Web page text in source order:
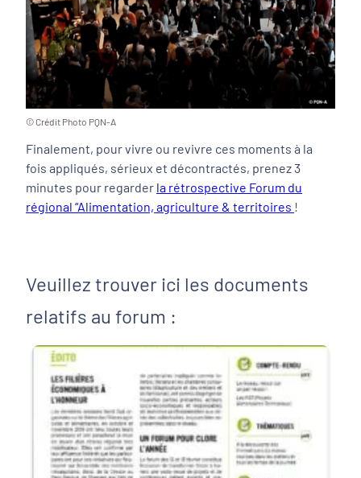
© Crédit Photo PQN-A
Finalement, pour vivre ou revivre ces moments à la
fois appliqués, sérieux et décontractés, prenez 3
minutes pour regarder la rétrospective Forum du
régional “Alimentation, agriculture & territoires !
Veuillez trouver ici les documents
relatifs au forum :